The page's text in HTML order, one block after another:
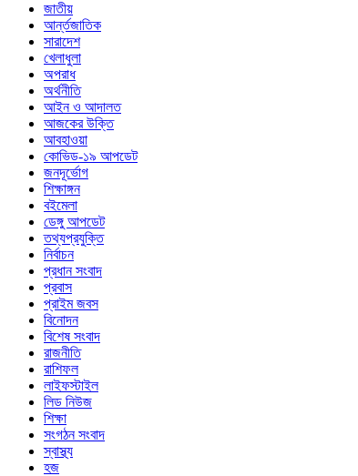
জাতীয়
আর্ন্তজাতিক
সারাদেশ
খেলাধুলা
অপরাধ
অর্থনীতি
আইন ও আদালত
আজকের উক্তি
আবহাওয়া
কোভিড-১৯ আপডেট
জনদূর্ভোগ
শিক্ষাঙ্গন
বইমেলা
ডেঙ্গু আপডেট
তথ্যপ্রযুক্তি
নির্বাচন
প্রধান সংবাদ
প্রবাস
প্রাইম জবস
বিনোদন
বিশেষ সংবাদ
রাজনীতি
রাশিফল
লাইফস্টাইল
লিড নিউজ
শিক্ষা
সংগঠন সংবাদ
স্বাস্থ্য
হজ